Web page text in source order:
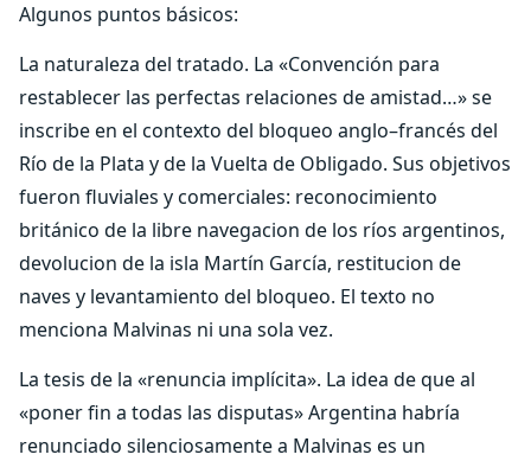
Algunos puntos básicos:
La naturaleza del tratado. La «Convención para
restablecer las perfectas relaciones de amistad…» se
inscribe en el contexto del bloqueo anglo–francés del
Río de la Plata y de la Vuelta de Obligado. Sus objetivos
fueron fluviales y comerciales: reconocimiento
británico de la libre navegacion de los ríos argentinos,
devolucion de la isla Martín García, restitucion de
naves y levantamiento del bloqueo. El texto no
menciona Malvinas ni una sola vez.
La tesis de la «renuncia implícita». La idea de que al
«poner fin a todas las disputas» Argentina habría
renunciado silenciosamente a Malvinas es un